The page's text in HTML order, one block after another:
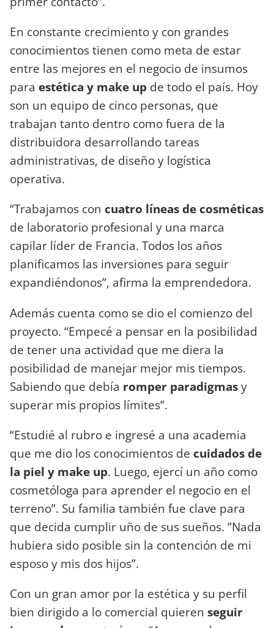
En constante crecimiento y con grandes
conocimientos tienen como meta de estar
entre las mejores en el negocio de insumos
para estética y make up de todo el país. Hoy
son un equipo de cinco personas, que
trabajan tanto dentro como fuera de la
distribuidora desarrollando tareas
administrativas, de diseño y logística
operativa.
“Trabajamos con cuatro líneas de cosméticas
de laboratorio profesional y una marca
capilar líder de Francia. Todos los años
planificamos las inversiones para seguir
expandiéndonos”, afirma la emprendedora.
Además cuenta como se dio el comienzo del
proyecto. “Empecé a pensar en la posibilidad
de tener una actividad que me diera la
posibilidad de manejar mejor mis tiempos.
Sabiendo que debía romper paradigmasy
superar mis propios límites”.
“Estudié al rubro e ingresé a una academia
que me dio los conocimientos de cuidados de
la piel y make up. Luego, ejercí un año como
cosmetóloga para aprender el negocio en el
terreno”. Su familia también fue clave para
que decida cumplir uño de sus sueños. ”Nada
hubiera sido posible sin la contención de mi
esposo y mis dos hijos”.
Con un gran amor por la estética y su perfil
bien dirigido a lo comercial quieren seguir